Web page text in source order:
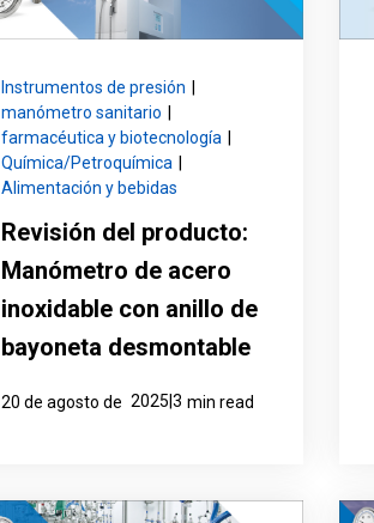
Instrumentos de presión
manómetro sanitario
farmacéutica y biotecnología
Química/Petroquímica
Alimentación y bebidas
Revisión del producto:
Manómetro de acero
inoxidable con anillo de
bayoneta desmontable
20 de agosto de 2025|3 min read